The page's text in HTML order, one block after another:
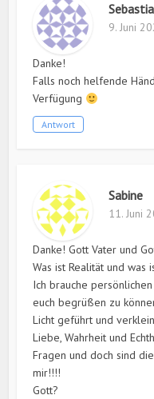
9. Juni
Danke!
Falls noch helfende
Verfügung
Antwort
Sabine
11. Juni
Danke! Gott Vater und
Was ist Realität und was
Ich brauche
euch begrüßen zu
Licht geführt und
Liebe, Wahrheit und
Fragen und doch sind
mir!!!!
Gott?